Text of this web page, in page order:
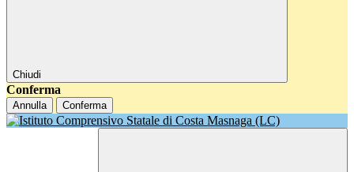
Chiudi
Conferma
Annulla Conferma